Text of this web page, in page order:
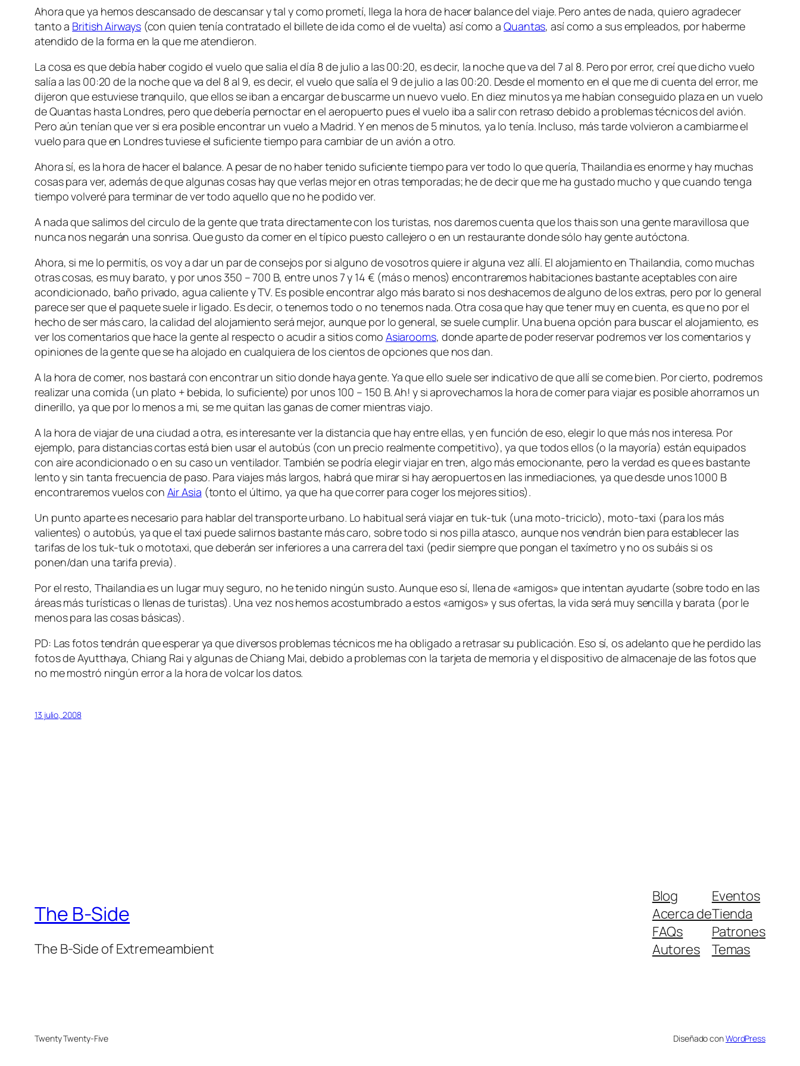
Ahora que ya hemos descansado de descansar y tal y como prometí, llega la hora de hacer balance del viaje. Pero antes de nada, quiero agradecer
tanto a British Airways(con quien tenía contratado el billete de ida como el de vuelta) así como aQuantas, así como a sus empleados, por haberme
atendido de la forma en la que me atendieron.
La cosa es que debía haber cogido el vuelo que salia el día 8 de julio a las 00:20, es decir, la noche que va del 7 al 8. Pero por error, creí que dicho vuelo
salía a las 00:20 de la noche que va del 8 al 9, es decir, el vuelo que salía el 9 de julio a las 00:20. Desde el momento en el que me di cuenta del error, me
dijeron que estuviese tranquilo, que ellos se iban a encargar de buscarme un nuevo vuelo. En diez minutos ya me habían conseguido plaza en un vuelo
de Quantas hasta Londres, pero que debería pernoctar en el aeropuerto pues el vuelo iba a salir con retraso debido a problemas técnicos del avión.
Pero aún tenían que ver si era posible encontrar un vuelo a Madrid. Y en menos de 5 minutos, ya lo tenía. Incluso, más tarde volvieron a cambiarme el
vuelo para que en Londres tuviese el suficiente tiempo para cambiar de un avión a otro.
Ahora sí, es la hora de hacer el balance. A pesar de no haber tenido suficiente tiempo para ver todo lo que quería, Thailandia es enorme y hay muchas
cosas para ver, además de que algunas cosas hay que verlas mejor en otras temporadas; he de decir que me ha gustado mucho y que cuando tenga
tiempo volveré para terminar de ver todo aquello que no he podido ver.
A nada que salimos del circulo de la gente que trata directamente con los turistas, nos daremos cuenta que los thais son una gente maravillosa que
nunca nos negarán una sonrisa. Que gusto da comer en el típico puesto callejero o en un restaurante donde sólo hay gente autóctona.
Ahora, si me lo permitís, os voy a dar un par de consejos por si alguno de vosotros quiere ir alguna vez allí. El alojamiento en Thailandia, como muchas
otras cosas, es muy barato, y por unos 350 – 700 B, entre unos 7 y 14 € (más o menos) encontraremos habitaciones bastante aceptables con aire
acondicionado, baño privado, agua caliente y TV. Es posible encontrar algo más barato si nos deshacemos de alguno de los extras, pero por lo general
parece ser que el paquete suele ir ligado. Es decir, o tenemos todo o no tenemos nada. Otra cosa que hay que tener muy en cuenta, es que no por el
hecho de ser más caro, la calidad del alojamiento será mejor, aunque por lo general, se suele cumplir. Una buena opción para buscar el alojamiento, es
ver los comentarios que hace la gente al respecto o acudir a sitios como Asiarooms, donde aparte de poder reservar podremos ver los comentarios y
opiniones de la gente que se ha alojado en cualquiera de los cientos de opciones que nos dan.
A la hora de comer, nos bastará con encontrar un sitio donde haya gente. Ya que ello suele ser indicativo de que allí se come bien. Por cierto, podremos
realizar una comida (un plato + bebida, lo suficiente) por unos 100 – 150 B. Ah! y si aprovechamos la hora de comer para viajar es posible ahorrarnos un
dinerillo, ya que por lo menos a mi, se me quitan las ganas de comer mientras viajo.
A la hora de viajar de una ciudad a otra, es interesante ver la distancia que hay entre ellas, y en función de eso, elegir lo que más nos interesa. Por
ejemplo, para distancias cortas está bien usar el autobús (con un precio realmente competitivo), ya que todos ellos (o la mayoría) están equipados
con aire acondicionado o en su caso un ventilador. También se podría elegir viajar en tren, algo más emocionante, pero la verdad es que es bastante
lento y sin tanta frecuencia de paso. Para viajes más largos, habrá que mirar si hay aeropuertos en las inmediaciones, ya que desde unos 1000 B
encontraremos vuelos con Air Asia (tonto el último, ya que ha que correr para coger los mejores sitios).
Un punto aparte es necesario para hablar del transporte urbano. Lo habitual será viajar en tuk-tuk (una moto-triciclo), moto-taxi (para los más
valientes) o autobús, ya que el taxi puede salirnos bastante más caro, sobre todo si nos pilla atasco, aunque nos vendrán bien para establecer las
tarifas de los tuk-tuk o mototaxi, que deberán ser inferiores a una carrera del taxi (pedir siempre que pongan el taxímetro y no os subáis si os
ponen/dan una tarifa previa).
Por el resto, Thailandia es un lugar muy seguro, no he tenido ningún susto. Aunque eso sí, llena de «amigos» que intentan ayudarte (sobre todo en las
áreas más turísticas o llenas de turistas). Una vez nos hemos acostumbrado a estos «amigos» y sus ofertas, la vida será muy sencilla y barata (por le
menos para las cosas básicas).
PD: Las fotos tendrán que esperar ya que diversos problemas técnicos me ha obligado a retrasar su publicación. Eso sí, os adelanto que he perdido las
fotos de Ayutthaya, Chiang Rai y algunas de Chiang Mai, debido a problemas con la tarjeta de memoria y el dispositivo de almacenaje de las fotos que
no me mostró ningún error a la hora de volcar los datos.
13 julio, 2008
The B-Side
The B-Side of Extremeambient
Blog
Acerca de
FAQs
Autores
Eventos
Tienda
Patrones
Temas
Twenty Twenty-Five Diseñado conWordPress